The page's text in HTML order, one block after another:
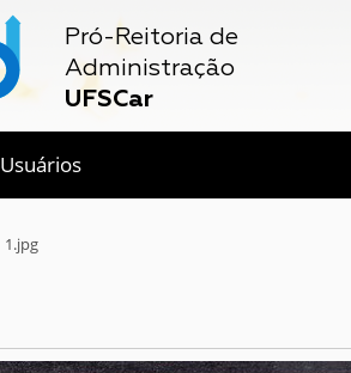
Pró-Reitoria de
Administração
UFSCar
Usuários
1.jpg